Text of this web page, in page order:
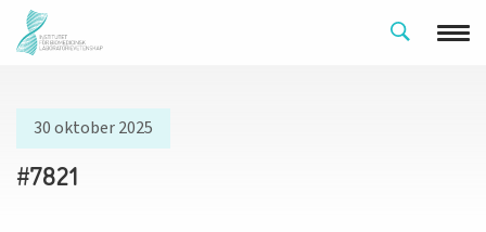
30 oktober 2025
#7821